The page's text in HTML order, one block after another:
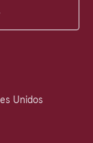
Unidos